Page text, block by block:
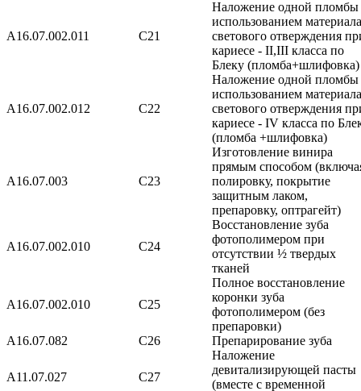
A16.07.002.011 С21
Наложение одной пломбы
использованием материала
светового отверждения
кариесе - II,III класса по
Блеку (пломба+шлифовка)
A16.07.002.012 С22
Наложение одной пломбы
использованием материала
светового отверждения
кариесе - IV класса по
(пломба +шлифовка)
A16.07.003 С23
Изготовление винира
прямым способом
полировку, покрытие
защитным лаком,
препаровку, оптрагейт)
A16.07.002.010 С24
Восстановление зуба
фотополимером при
отсутствии ½ твердых
тканей
A16.07.002.010 С25
Полное восстановление
коронки зуба
фотополимером (без
препаровки)
A16.07.082
С26 Препарирование зуба
А11.07.027 С27
Наложение
девитализирующей пасты
(вместе с временной